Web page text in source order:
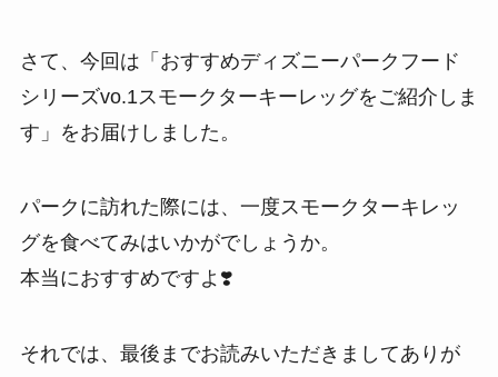
さて、今回は「おすすめディズニーパークフード
シリーズvo.1スモークターキーレッグをご紹介しま
す」をお届けしました。
パークに訪れた際には、一度スモークターキレッ
グを食べてみはいかがでしょうか。
本当におすすめですよ❣️
それでは、最後までお読みいただきましてありが